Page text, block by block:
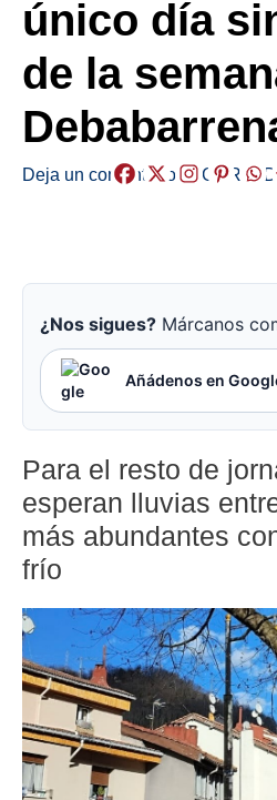
único día
de la
Deja un comentario /
¿Nos sigues? Márcanos
Añádenos en
Para el resto de
esperan lluvias
más abundantes
frío